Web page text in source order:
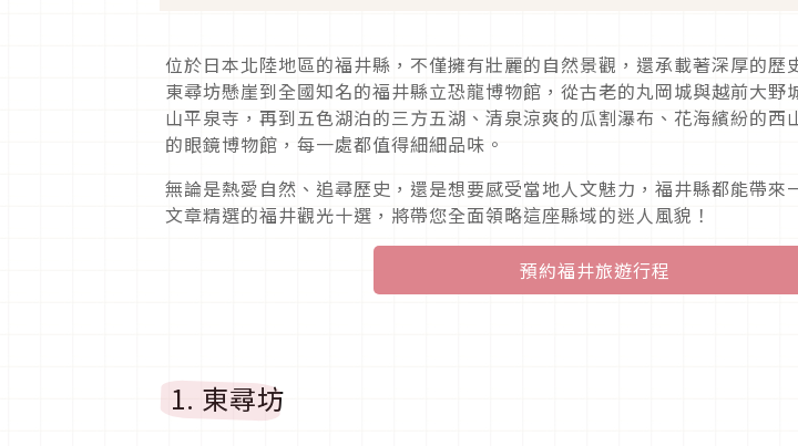
位於日本北陸地區的福井縣，不僅擁有壯麗的自然景觀，還承載著深厚的歷
東尋坊懸崖到全國知名的福井縣立恐龍博物館，從古老的丸岡城與越前大野
山平泉寺，再到五色湖泊的三方五湖、清泉涼爽的瓜割瀑布、花海繽紛的西
的眼鏡博物館，每一處都值得細細品味。
無論是熱愛自然、追尋歷史，還是想要感受當地人文魅力，福井縣都能帶來
文章精選的福井觀光十選，將帶您全面領略這座縣域的迷人風貌！
預約福井旅遊行程
1. 東尋坊